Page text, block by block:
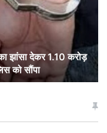
झांसा देकर 1.10 करोड़
को सौंपा